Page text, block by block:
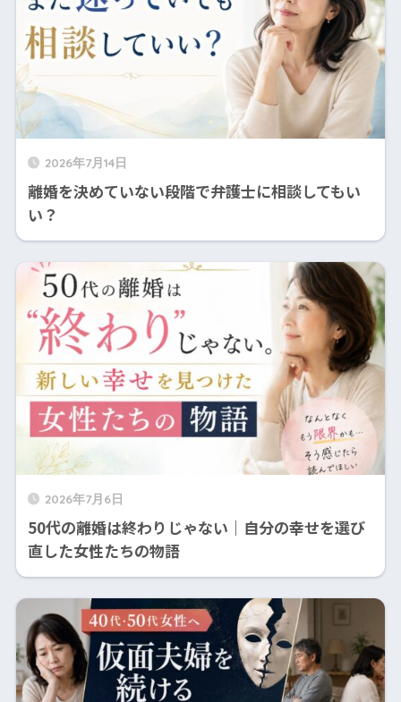
2026年7月14日
離婚を決めていない段階で弁護士に相談してもい
い？
2026年7月6日
50代の離婚は終わりじゃない｜自分の幸せを選び
直した女性たちの物語